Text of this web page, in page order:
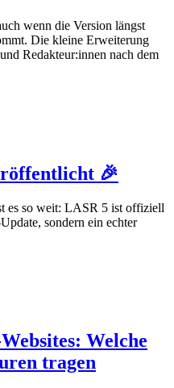
wenn die Version längst
Die kleine Erweiterung
Redakteur:innen nach dem
🎉
es so weit: LASR 5 ist offiziell
sondern ein echter
Welche
tragen